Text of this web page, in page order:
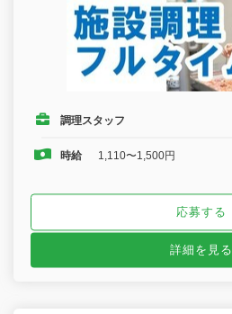
調理スタッフ
時給 1,110〜1,500円
応募する
詳細を見る